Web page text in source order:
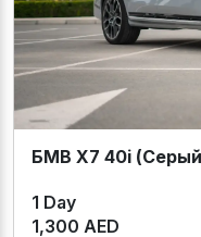
БМВ Х7 40i
1 Day
1,300 AED